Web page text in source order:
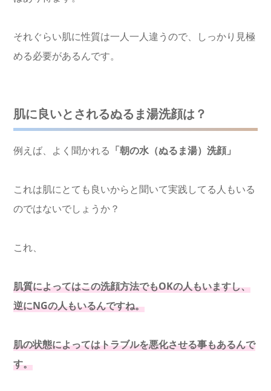
それぐらい肌に性質は一人一人違うので、しっかり見極
める必要があるんです。
肌に良いとされるぬるま湯洗顔は？
例えば、よく聞かれる 「朝の水（ぬるま湯）洗顔」
これは肌にとても良いからと聞いて実践してる人もいる
のではないでしょうか？
これ、
肌質によってはこの洗顔方法でもOKの人もいますし、
逆にNGの人もいるんですね。
肌の状態によってはトラブルを悪化させる事もあるんで
す。